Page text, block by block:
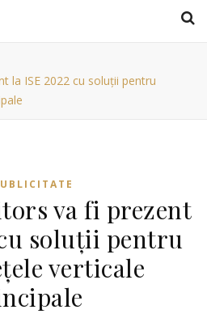
la ISE 2022 cu soluții pentru
va fi prezent
soluții pentru
verticale